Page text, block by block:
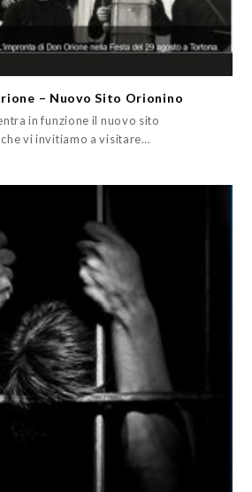
– Nuovo Sito Orionino
in funzione il nuovo sito
vi invitiamo a visitare…